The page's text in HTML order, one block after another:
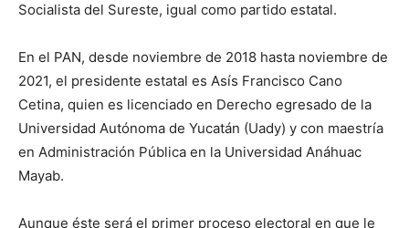
Socialista del Sureste, igual como partido estatal.
En el PAN, desde noviembre de 2018 hasta noviembre de
2021, el presidente estatal es Asís Francisco Cano
Cetina, quien es licenciado en Derecho egresado de la
Universidad Autónoma de Yucatán (Uady) y con maestría
en Administración Pública en la Universidad Anáhuac
Mayab.
Aunque éste será el primer proceso electoral en que le